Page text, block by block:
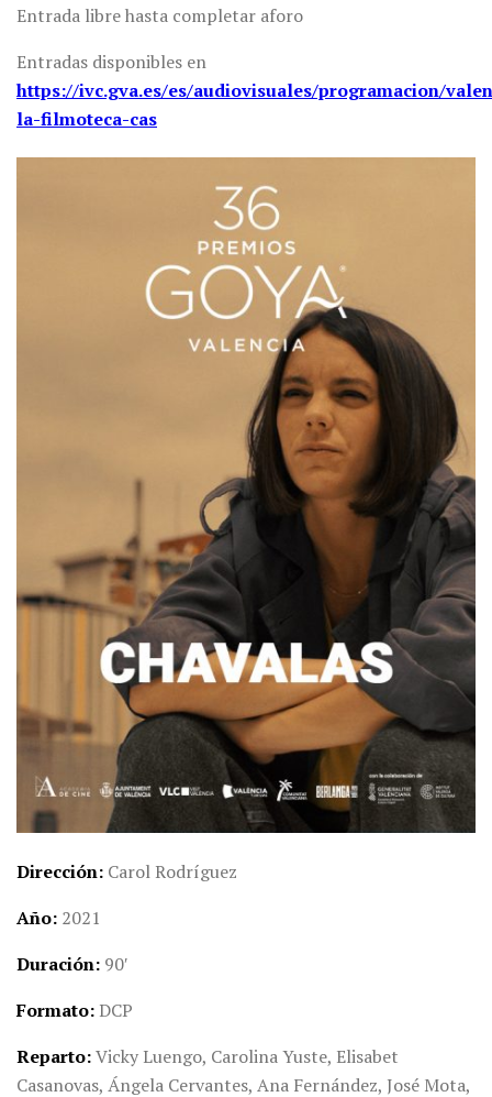
Entrada libre hasta completar aforo
Entradas disponibles en
https://ivc.gva.es/es/audiovisuales/programacion/
la-filmoteca-cas
Dirección Carol Rodríguez
Año 2021
Duración 90′
Formato DCP
Reparto Vicky Luengo, Carolina Yuste, Elisabet
Casanovas, Ángela Cervantes, Ana Fernández, José Mota,